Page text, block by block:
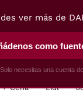
Cena Lidl
ver más de
como
Solo necesitas una cuenta